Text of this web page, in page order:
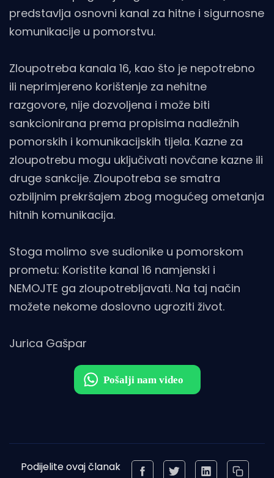
predstavlja osnovni kanal za hitne i sigurnosne
komunikacije u pomorstvu.
Zloupotreba kanala 16, kao što je nepotrebno
ili neprimjereno korištenje za nehitne
razgovore, nije dozvoljena i može biti
sankcionirana prema propisima nadležnih
pomorskih i komunikacijskih tijela. Kazne za
zloupotrebu mogu uključivati novčane kazne ili
druge sankcije. Zloupotreba se smatra
ozbiljnim prekršajem zbog mogućeg ometanja
hitnih komunikacija.
Stoga molimo sve sudionike u pomorskom
prometu: Koristite kanal 16 namjenski i
NEMOJTE ga zloupotrebljavati. Na taj način
možete nekome doslovno ugroziti život.
Jurica Gašpar
Podijelite ovaj članak